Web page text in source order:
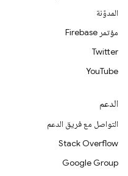
المدوّنة
مؤتمر Firebase
Twitter
YouTube
الدعم
التواصل مع فريق الدعم
Stack Overflow
Google Group